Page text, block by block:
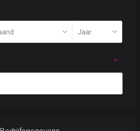
*